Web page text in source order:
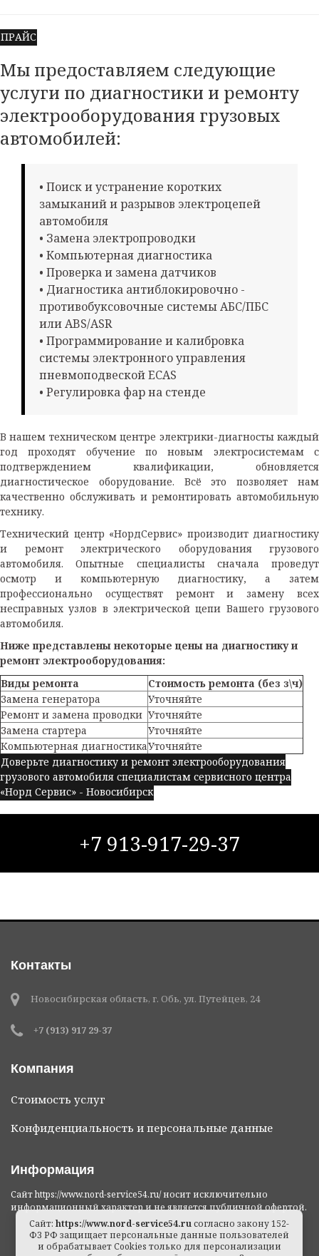
ПРАЙС
Мы предоставляем следующие
услуги по диагностики и ремонту
электрооборудования грузовых
автомобилей:
• Поиск и устранение коротких
замыканий и разрывов электроцепей
автомобиля
• Замена электропроводки
• Компьютерная диагностика
• Проверка и замена датчиков
• Диагностика антиблокировочно -
противобуксовочные системы АБС/ПБС
или ABS/ASR
• Программирование и калибровка
системы электронного управления
пневмоподвеской ECAS
• Регулировка фар на стенде
В нашем техническом центре электрики-диагносты каждый
год проходят обучение по новым электросистемам с
подтверждением квалификации, обновляется
диагностическое оборудование. Всё это позволяет нам
качественно обслуживать и ремонтировать автомобильную
технику.
Технический центр «НордСервис» производит диагностику
и ремонт электрического оборудования грузового
автомобиля. Опытные специалисты сначала проведут
осмотр и компьютерную диагностику, а затем
профессионально осуществят ремонт и замену всех
несправных узлов в электрической цепи Вашего грузового
автомобиля.
Ниже представлены некоторые цены на диагностику и
ремонт электрооборудования:
Виды ремонта
Стоимость ремонта (без з\ч)
Замена генератора
Уточняйте
Ремонт и замена проводки Уточняйте
Замена стартера
Уточняйте
Компьютерная диагностикаУточняйте
Доверьте диагностику и ремонт электрооборудования
грузового автомобиля специалистам сервисного центра
«Норд Сервис» - Новосибирск
+7 913-917-29-37
Контакты
Новосибирская область, г. Обь, ул. Путейцев, 24
+7 (913) 917 29-37
Компания
Стоимость услуг
Конфиденциальность и персональные данные
Информация
Сайт https://www.nord-service54.ru/ носит исключительно
информационный характер и не является публичной офертой.
Сайт:https://www.nord-service54.ruсогласно закону 152-
ФЗ РФ защищает персональные данные пользователей
и обрабатывает Cookies только для персонализации